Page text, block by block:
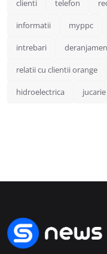
clienti telefon
informatii myppc
intrebari
relatii cu clientii orange
hidroelectrica